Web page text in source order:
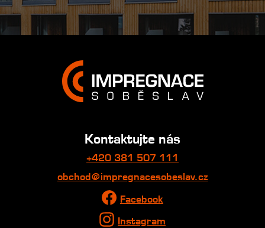
Kontaktujte nás
+420 381 507 111
obchod@impregnacesobeslav.cz
Facebook
Instagram